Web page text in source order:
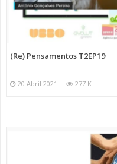
(Re) Pensamentos T2EP19
20 Abril 2021 277 K